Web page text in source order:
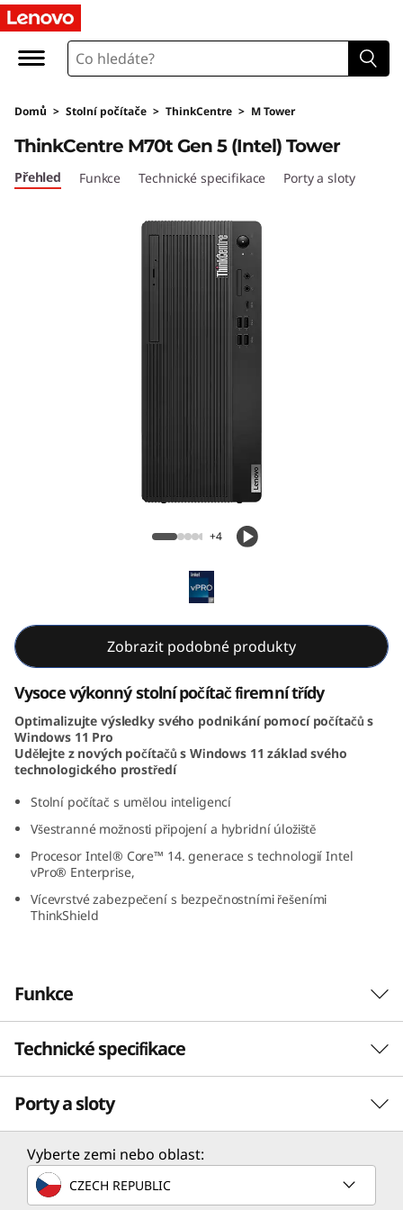
L
n
o
v
e
M
7
0
G
e
n
I
n
e
Domů > Stolní počítače > ThinkCentre > M Tower
ThinkCentre M70t Gen 5 (Intel) Tower
ThinkCentre M70t Gen 5 (Intel) Tower
Přehled Funkce Technické specifikace Porty a sloty
+4
Zobrazit podobné produkty
Vysoce výkonný stolní počítač firemní třídy
Optimalizujte výsledky svého podnikání pomocí počítačů s
Windows 11 Pro
Udělejte z nových počítačů s Windows 11 základ svého
technologického prostředí
Stolní počítač s umělou inteligencí
Všestranné možnosti připojení a hybridní úložiště
Procesor Intel® Core™ 14. generace s technologií Intel
vPro® Enterprise,
Vícevrstvé zabezpečení s bezpečnostními řešeními
ThinkShield
Funkce
Výkon nové úrovně
Stolní počítač Lenovo ThinkCentre M70t Gen 5
tower je počítač s umělou inteligencí navržený
funkcím využívajícím umělou inteligenci si
poradí se složitými úlohami a dosáhne
Technické specifikace
Výkon
Výkon procesoru
Až 14. generace procesorů Intel® Core™ i7 s
platformou Intel vPro® Enterprise
Porty a sloty
Vyberte zemi nebo oblast:
CZECH REPUBLIC